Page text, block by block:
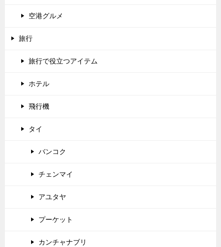
空港グルメ
旅行
旅行で役立つアイテム
ホテル
飛行機
タイ
バンコク
チェンマイ
アユタヤ
プーケット
カンチャナブリ